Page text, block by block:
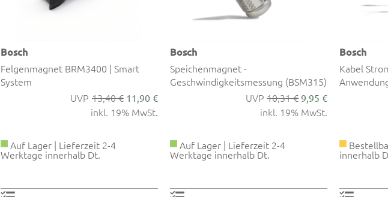
Bosch
Felgenmagnet BRM3400 | Smart
System
13,40 € 11,90 €
inkl. 19% MwSt.
Auf Lager | Lieferzeit 2-4
Werktage innerhalb Dt.
Bosch
Speichenmagnet -
Geschwindigkeitsmessung (BSM315)
10,31 € 9,95 €
inkl. 19% MwSt.
Auf Lager | Lieferzeit 2-4
Werktage innerhalb Dt.
Bosch
Kabel
innerhalb